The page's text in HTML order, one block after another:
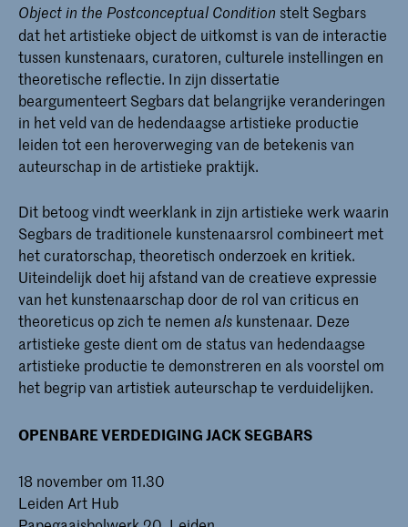
Object in the Postconceptual Condition stelt Segbars
dat het artistieke object de uitkomst is van de interactie
tussen kunstenaars, curatoren, culturele instellingen en
theoretische reflectie. In zijn dissertatie
beargumenteert Segbars dat belangrijke veranderingen
in het veld van de hedendaagse artistieke productie
leiden tot een heroverweging van de betekenis van
auteurschap in de artistieke praktijk.
Dit betoog vindt weerklank in zijn artistieke werk waarin
Segbars de traditionele kunstenaarsrol combineert met
het curatorschap, theoretisch onderzoek en kritiek.
Uiteindelijk doet hij afstand van de creatieve expressie
van het kunstenaarschap door de rol van criticus en
theoreticus op zich te nemen als kunstenaar. Deze
artistieke geste dient om de status van hedendaagse
artistieke productie te demonstreren en als voorstel om
het begrip van artistiek auteurschap te verduidelijken.
OPENBARE VERDEDIGING JACK SEGBARS
18 november om 11.30
Leiden Art Hub